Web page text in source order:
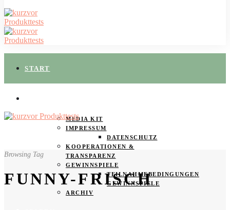
START
MEDIA KIT
IMPRESSUM
DATENSCHUTZ
KOOPERATIONEN &
TRANSPARENZ
GEWINNSPIELE
TEILNAHMEBEDINGUNGEN
GEWINNSPIELE
ARCHIV
Browsing Tag
FUNNY-FRISCH